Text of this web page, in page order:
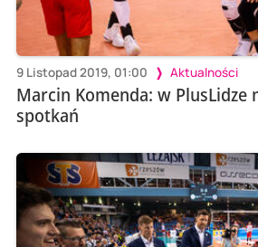
9 Listopad 2019, 01:00 Aktualności
Marcin Komenda: w PlusLidze
spotkań